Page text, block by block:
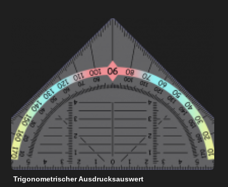
Trigonometrischer Ausdrucksauswert